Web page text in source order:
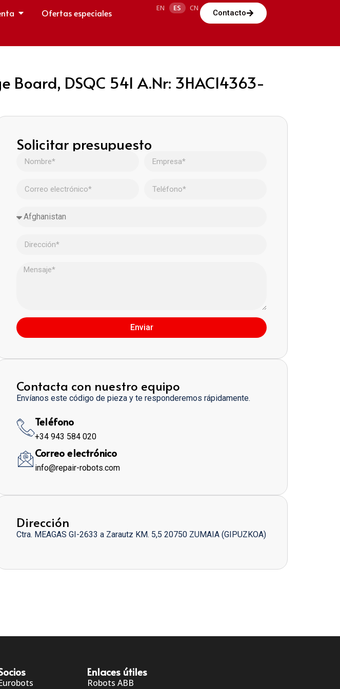
Ofertas especiales
EN ES CN
Contacto
Board, DSQC 541 A.Nr: 3HAC14363-
Solicitar presupuesto
Enviar
Contacta con nuestro equipo
Envíanos este código de pieza y te responderemos rápidamente.
Teléfono
+34 943 584 020
Correo electrónico
info@repair-robots.com
Dirección
Ctra. MEAGAS GI-2633 a Zarautz KM. 5,5 20750 ZUMAIA (GIPUZKOA)
Enlaces útiles
Robots ABB